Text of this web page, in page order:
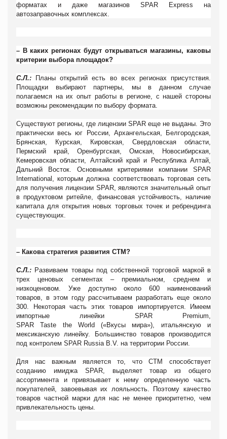
форматах и даже магазинов
SPAR Express
на
автозаправочных комплексах.
– В каких регионах будут открываться магазины, каковы
критерии выбора площадок?
С.Л.: Планы открытий есть во всех регионах присутствия.
Площадки выбирают партнеры, мы в данном случае
полагаемся на их опыт работы в регионе, с нашей стороны
возможны рекомендации по выбору формата.
Существуют регионы, где лицензии SPAR еще не выданы. Это
практически весь юг России, Архангельская, Белгородская,
Брянская, Курская, Кировская, Свердловская области,
Пермский край, Оренбургская, Омская, Новосибирская,
Кемеровская области, Алтайский край и Республика Алтай,
Дальний Восток. Основными критериями компании SPAR
International, которым должна соответствовать торговая сеть
для получения лицензии SPAR, являются значительный опыт
в продуктовом ритейле, финансовая устойчивость, наличие
капитала для открытия новых торговых точек и ребрендинга
существующих.
– Какова стратегия развития СТМ?
С.Л.: Развиваем товары под собственной торговой маркой в
трех ценовых сегментах – премиальном, среднем и
низкоценовом. Уже доступно около 600 наименований
товаров, в этом году рассчитываем разработать еще около
300. Некоторая часть этих товаров импортируется. Имеем
импортные линейки
SPAR
Premium,
SPAR
Taste the World
(«Вкусы мира»), итальянскую и
мексиканскую линейку. Большинство товаров производится
под контролем SPAR Russia B.V. на территории России.
Для нас важным является то, что СТМ способствует
созданию имиджа
SPAR, выделяет товар из общего
ассортимента и привязывает к нему определенную часть
покупателей, завоевывая их лояльность. Поэтому качество
товаров частной марки для нас не менее приоритетно, чем
привлекательность цены.